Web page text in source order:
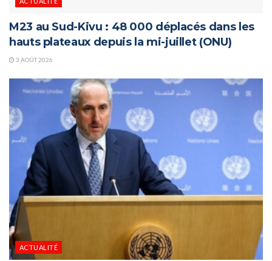
M23 au Sud-Kivu : 48 000 déplacés dans les
hauts plateaux depuis la mi-juillet (ONU)
3 AOÛT 2026
ACTUALITÉ